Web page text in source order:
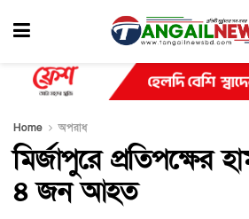
Home অপরাধ
মির্জাপুরে প্রতিপক্ষের
৪ জন আহত